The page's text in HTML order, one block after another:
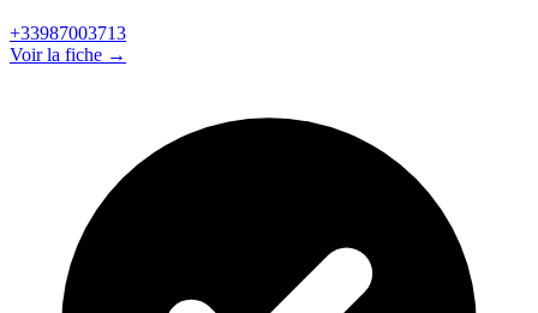
+33987003713
Voir la fiche →